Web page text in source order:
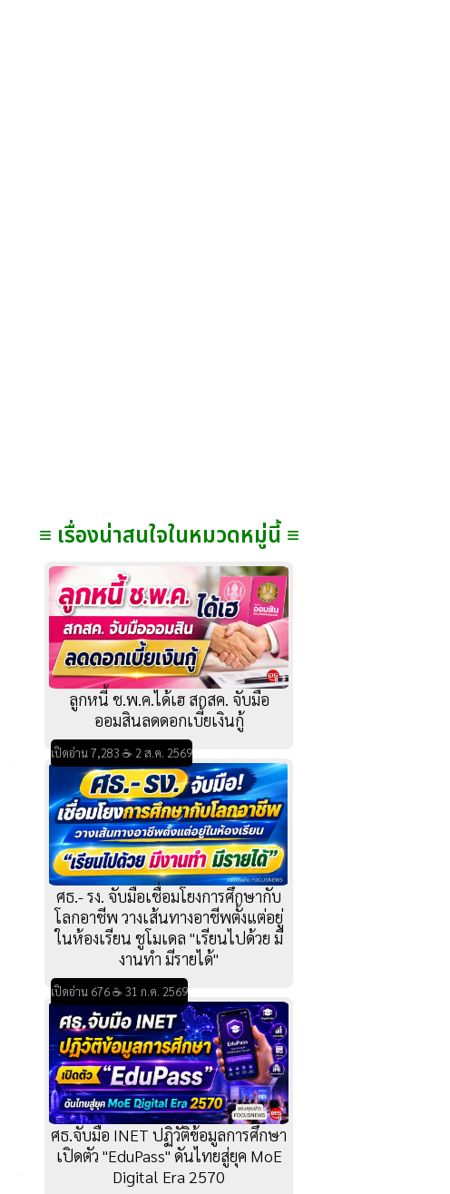
≡ เรื่องน่าสนใจในหมวดหมู่นี้ ≡
ลูกหนี้ ช.พ.ค.ได้เฮ สกสค. จับมือ
ออมสินลดดอกเบี้ยเงินกู้
เปิดอ่าน 7,283 ☕ 2 ส.ค. 2569
ศธ.- รง. จับมือเชื่อมโยงการศึกษากับ
โลกอาชีพ วางเส้นทางอาชีพตั้งแต่อยู่
ในห้องเรียน ชูโมเดล "เรียนไปด้วย มี
งานทำ มีรายได้"
เปิดอ่าน 676 ☕ 31 ก.ค. 2569
ศธ.จับมือ INET ปฏิวัติข้อมูลการศึกษา
เปิดตัว "EduPass" ดันไทยสู่ยุค MoE
Digital Era 2570